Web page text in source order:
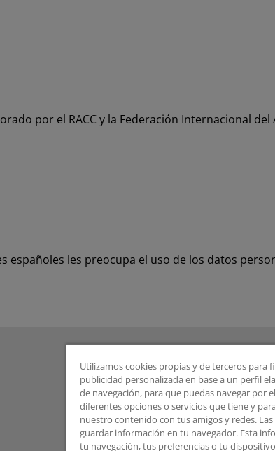
por el RACC y la Federación Internacional del
españoles les preocupa el uso de los datos
Utilizamos cookies propias y de terceros para
publicidad personalizada en base a un perfil
de navegación, para que puedas navegar por
diferentes opciones o servicios que tiene y
nuestro contenido con tus amigos y redes.
guardar información en tu navegador. Esta
tu navegación, tus preferencias o tu